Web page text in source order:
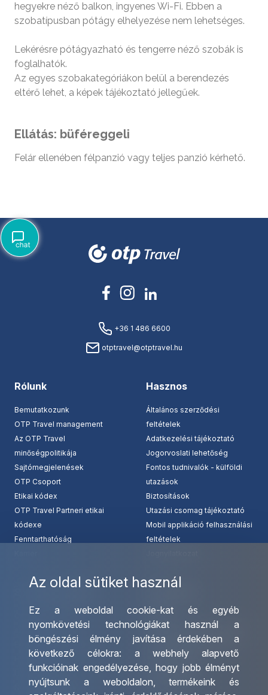
Az oldal sütiket használ
Ez a weboldal cookie-kat és egyéb
nyomkövetési technológiákat használ a
böngészési élmény javítása érdekében a
következő célokra: a webhely alapvető
funkcióinak engedélyezése, hogy jobb élményt
nyújtsunk a weboldalon,termékeink és
hegyekre néző balkon, ingyenes Wi-Fi. Ebben a
szobatípusban pótágy elhelyezése nem lehetséges.
Lekérésre pótágyazható és tengerre néző szobák is
foglalhatók.
Az egyes szobakategóriákon belül a berendezés
eltérő lehet, a képek tájékoztató jellegűek.
Ellátás: büféreggeli
Felár ellenében félpanzió vagy teljes panzió kérhető.
+36 1 486 6600
otptravel@otptravel.hu
Rólunk
Bemutatkozunk
OTP Travel management
Az OTP Travel
minőségpolitikája
Sajtómegjelenések
OTP Csoport
Etikai kódex
OTP Travel Partneri etikai
kódexe
Fenntarthatóság
Hasznos
Általános szerződési
feltételek
Adatkezelési tájékoztató
Jogorvoslati lehetőség
Fontos tudnivalók - külföldi
utazások
Biztosítások
Utazási csomag tájékoztató
Mobil applikáció felhasználási
feltételek
Csoportos utazások
szervezése
Egyéni utak szervezése
Hajóutak
Üzleti utaztatás
Nemzetközi tanár és
Irodáink
Utazásszervező partnereink
Viszonteladó Partnereink
Partnereinknek
Utazási kérdőív
Impresszum